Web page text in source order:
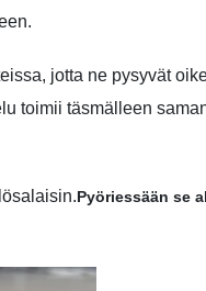
jotta ne pysyvät
toimii täsmälleen
Pyöriessään se